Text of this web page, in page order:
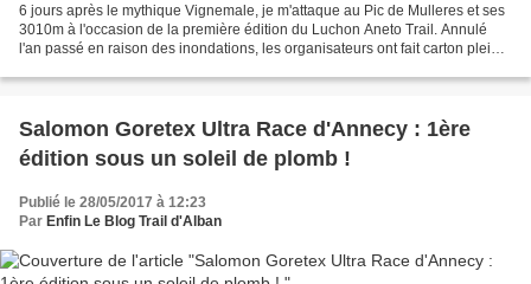
6 jours après le mythique Vignemale, je m'attaque au Pic de Mulleres et ses
3010m à l'occasion de la première édition du Luchon Aneto Trail. Annulé
l'an passé en raison des inondations, les organisateurs ont fait carton plein
Salomon Goretex Ultra Race d'Annecy : 1ère
édition sous un soleil de plomb !
Publié le 28/05/2017 à 12:23
Par Enfin Le Blog Trail d'Alban